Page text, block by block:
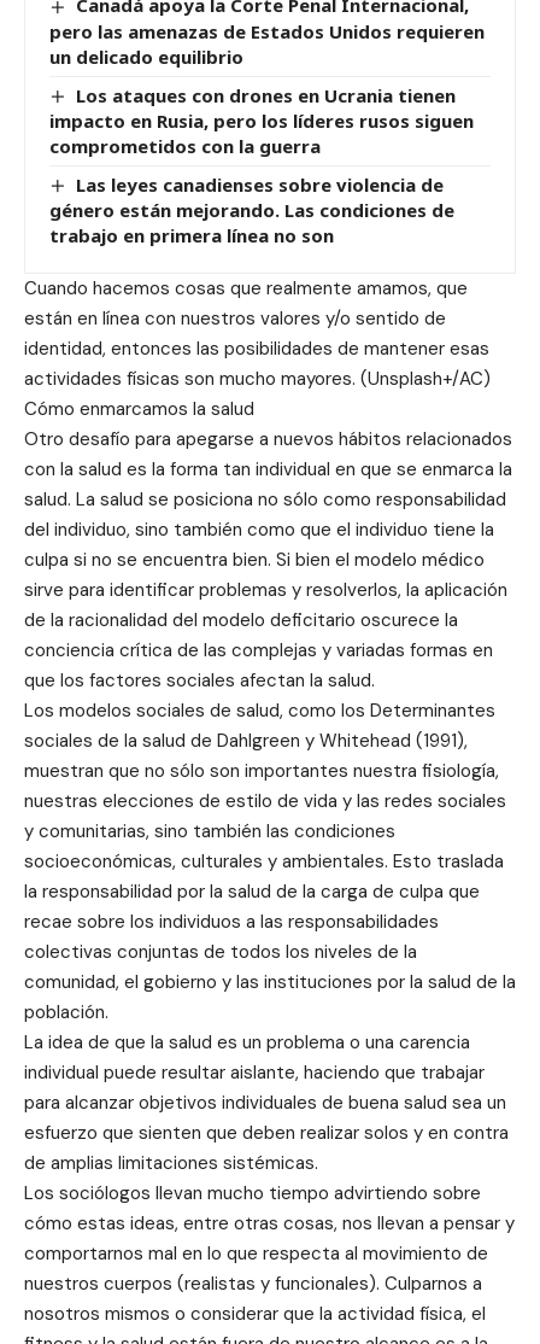
Canadá apoya la Corte Penal Internacional,
pero las amenazas de Estados Unidos requieren
un delicado equilibrio
Los ataques con drones en Ucrania tienen
impacto en Rusia, pero los líderes rusos siguen
comprometidos con la guerra
Las leyes canadienses sobre violencia de
género están mejorando. Las condiciones de
trabajo en primera línea no son
Cuando hacemos cosas que realmente amamos, que
están en línea con nuestros valores y/o sentido de
identidad, entonces las posibilidades de mantener esas
actividades físicas son mucho mayores. (Unsplash+/AC)
Cómo enmarcamos la salud
Otro desafío para apegarse a nuevos hábitos relacionados
con la salud es la forma tan individual en que se enmarca la
salud. La salud se posiciona no sólo como responsabilidad
del individuo, sino también como que el individuo tiene la
culpa si no se encuentra bien. Si bien el modelo médico
sirve para identificar problemas y resolverlos, la aplicación
de la racionalidad del modelo deficitario oscurece la
conciencia crítica de las complejas y variadas formas en
que los factores sociales afectan la salud.
Los modelos sociales de salud, como los Determinantes
sociales de la salud de Dahlgreen y Whitehead (1991),
muestran que no sólo son importantes nuestra fisiología,
nuestras elecciones de estilo de vida y las redes sociales
y comunitarias, sino también las condiciones
socioeconómicas, culturales y ambientales. Esto traslada
la responsabilidad por la salud de la carga de culpa que
recae sobre los individuos a las responsabilidades
colectivas conjuntas de todos los niveles de la
comunidad, el gobierno y las instituciones por la salud de la
población.
La idea de que la salud es un problema o una carencia
individual puede resultar aislante, haciendo que trabajar
para alcanzar objetivos individuales de buena salud sea un
esfuerzo que sienten que deben realizar solos y en contra
de amplias limitaciones sistémicas.
Los sociólogos llevan mucho tiempo advirtiendo sobre
cómo estas ideas, entre otras cosas, nos llevan a pensar y
comportarnos mal en lo que respecta al movimiento de
nuestros cuerpos (realistas y funcionales). Culparnos a
nosotros mismos o considerar que la actividad física, el